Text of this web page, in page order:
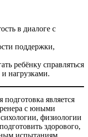
в диалоге с
поддержки,
ребёнку справляться
нагрузками.
является
с юными
физиологии
здорового,